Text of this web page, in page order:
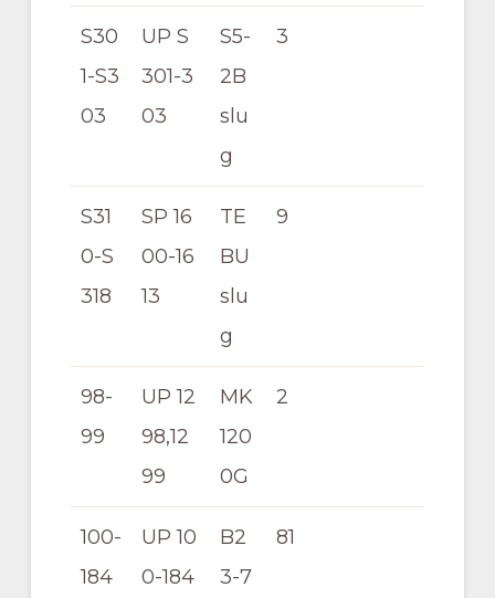
S30
1-S3
03
UP S
301-3
03
S5-
2B
slu
g
3
S31
0-S
318
SP 16
00-16
13
TE
BU
slu
g
9
98-
99
UP 12
98,12
99
MK
120
0G
2
100-
184
UP 10
0-184
B2
3-7
81